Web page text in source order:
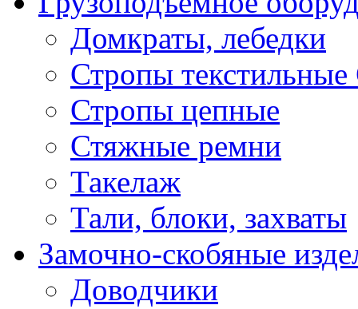
Домкраты, лебедки
Стропы
Стропы цепные
Стяжные ремни
Такелаж
Тали, блоки, захваты
Замочно-скобяные
Доводчики